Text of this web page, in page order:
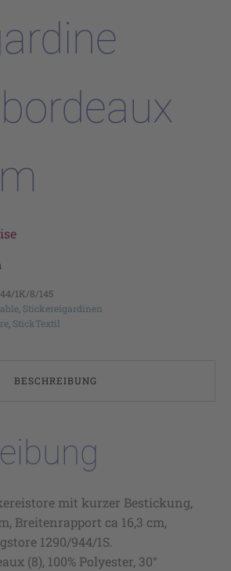
1K/8/145
Stickereigardinen
StickTextil
BESCHREIBUNG
mit kurzer Bestickung,
Breitenrapport ca 16,3 cm,
1290/944/1S.
(8), 100% Polyester, 30°